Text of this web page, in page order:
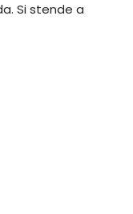
Si stende a